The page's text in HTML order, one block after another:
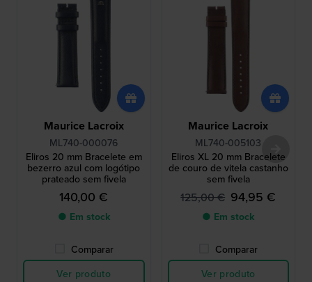
Maurice Lacroix
ML740-000076
Eliros 20 mm Bracelete em
bezerro azul com logótipo
prateado sem fivela
140,00 €
● Em stock
Comparar
Ver produto
Maurice Lacroix
ML740-005103
Eliros XL 20 mm Bracelete
de couro de vitela castanho
sem fivela
125,00 € 94,95 €
● Em stock
Comparar
Ver produto